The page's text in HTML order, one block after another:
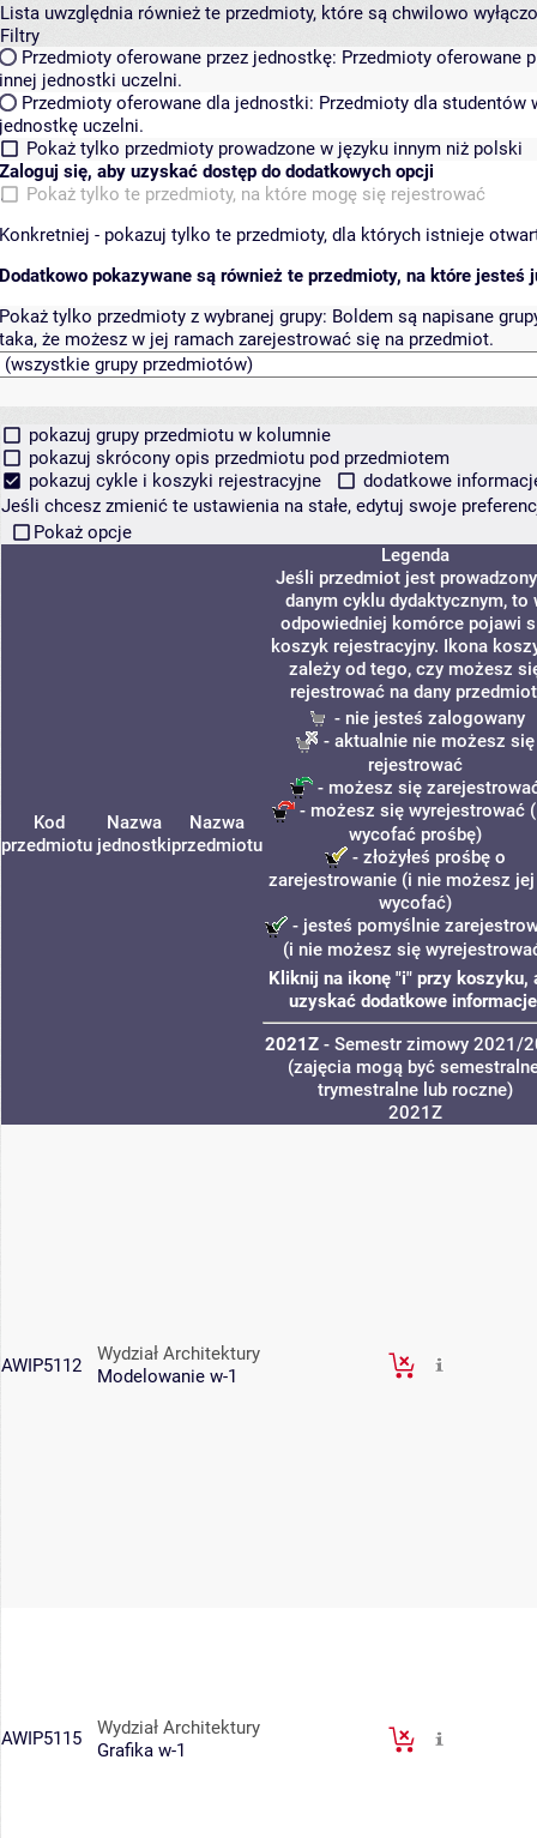
Lista uwzględnia również te przedmioty, które są chwilowo
Filtry
Przedmioty oferowane przez jednostkę: Przedmioty oferowane
innej jednostki uczelni.
Przedmioty oferowane dla jednostki: Przedmioty dla studentów
jednostkę uczelni.
Pokaż tylko przedmioty prowadzone w języku innym niż polski
Zaloguj się, aby uzyskać dostęp do dodatkowych opcji
Pokaż tylko te przedmioty, na które mogę się rejestrować
Konkretniej - pokazuj tylko te przedmioty, dla których istnieje
Dodatkowo pokazywane są również te przedmioty, na które jesteś
Pokaż tylko przedmioty z wybranej grupy: Boldem są napisane
taka, że możesz w jej ramach zarejestrować się na przedmiot.
pokazuj grupy przedmiotu w kolumnie
pokazuj skrócony opis przedmiotu pod przedmiotem
pokazuj cykle i koszyki rejestracyjne
dodatkowe
Jeśli chcesz zmienić te ustawienia na stałe, edytuj swoje
Pokaż opcje
Kod
przedmiotu
Nazwa
jednostki
Nazwa
przedmiotu
Legenda
Jeśli przedmiot jest
danym cyklu dydaktycznym, to
odpowiedniej komórce pojawi
koszyk rejestracyjny. Ikona
zależy od tego, czy możesz
rejestrować na dany
- nie jesteś zalogowany
- aktualnie nie możesz się
rejestrować
- możesz się
- możesz się wyrejestrować
wycofać prośbę)
- złożyłeś prośbę o
zarejestrowanie (i nie możesz
wycofać)
- jesteś pomyślnie
(i nie możesz się
Kliknij na ikonę "i" przy koszyku,
uzyskać dodatkowe
2021Z- Semestr zimowy 2021/
(zajęcia mogą być
trymestralne lub roczne)
2021Z
AWIP5112
Wydział Architektury
Modelowanie w-1
AWIP5115
Wydział Architektury
Grafika w-1